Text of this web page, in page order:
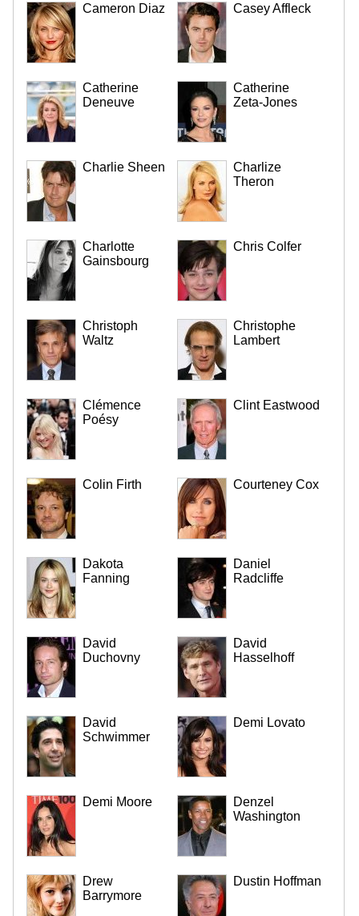
Cameron Diaz Casey Affleck
Catherine
Deneuve
Catherine
Zeta-Jones
Charlie Sheen
Charlize
Theron
Charlotte
Gainsbourg
Chris Colfer
Christoph
Waltz
Christophe
Lambert
Clémence
Poésy
Clint Eastwood
Colin Firth Courteney Cox
Dakota
Fanning
Daniel
Radcliffe
David
Duchovny
David
Hasselhoff
David
Schwimmer
Demi Lovato
Demi Moore
Denzel
Washington
Drew
Barrymore
Dustin Hoffman